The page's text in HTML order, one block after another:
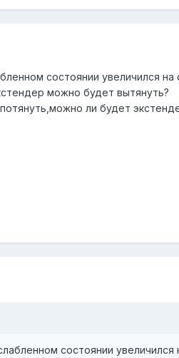
состоянии увеличился на
можно будет вытянуть?
ли будет
состоянии увеличился